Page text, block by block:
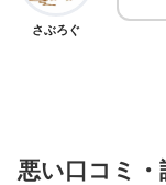
さぶろぐ
悪い口コミ・